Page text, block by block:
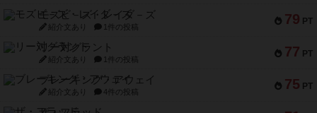
79 PT
モズビ－ズ・レイダ－ズ
紹介文あり 1件の投稿
77 PT
リー対グラント
紹介文あり 1件の投稿
75 PT
ブレーキング・アウェイ
紹介文あり 4件の投稿